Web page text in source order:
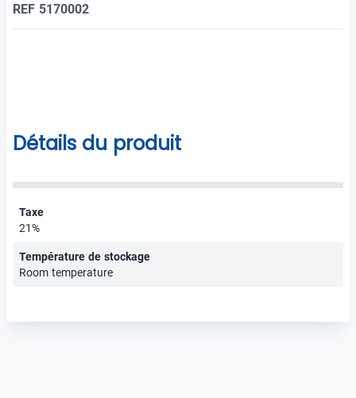
REF 5170002
Détails du produit
Taxe
21%
Température de stockage
Room temperature